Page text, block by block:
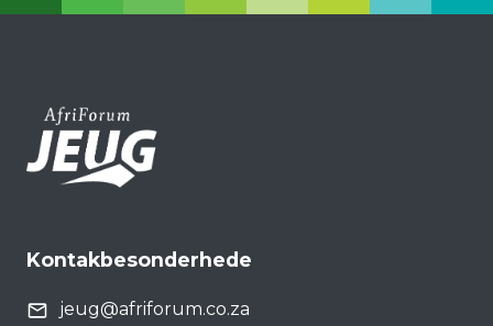
Kontakbesonderhede
jeug@afriforum.co.za